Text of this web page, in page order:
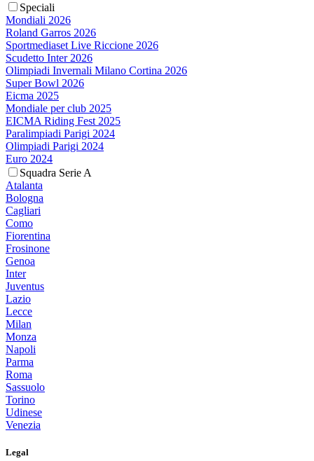
Speciali
Mondiali 2026
Roland Garros 2026
Sportmediaset Live Riccione 2026
Scudetto Inter 2026
Olimpiadi Invernali Milano Cortina 2026
Super Bowl 2026
Eicma 2025
Mondiale per club 2025
EICMA Riding Fest 2025
Paralimpiadi Parigi 2024
Olimpiadi Parigi 2024
Euro 2024
Squadra Serie A
Atalanta
Bologna
Cagliari
Como
Fiorentina
Frosinone
Genoa
Inter
Juventus
Lazio
Lecce
Milan
Monza
Napoli
Parma
Roma
Sassuolo
Torino
Udinese
Venezia
Legal